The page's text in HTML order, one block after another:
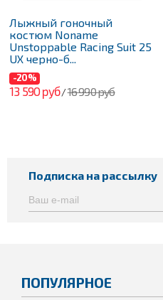
Лыжный гоночный
костюм Noname
Unstoppable Racing Suit 25
UX черно-б...
-20%
13 590 руб/16 990 руб
Подписка на рассылку
ПОПУЛЯРНОЕ